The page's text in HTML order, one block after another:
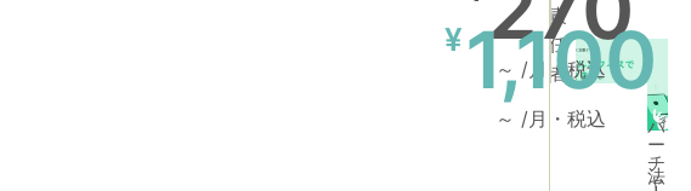
責
任
者
～ /月・税込
バ
ー
チ
ャ
¥1,100
～ /月・税込
法
審査
に受
かり
やす
い」
は本
開！申
込み理
由のト
ップと
人気の
都心住
【2018